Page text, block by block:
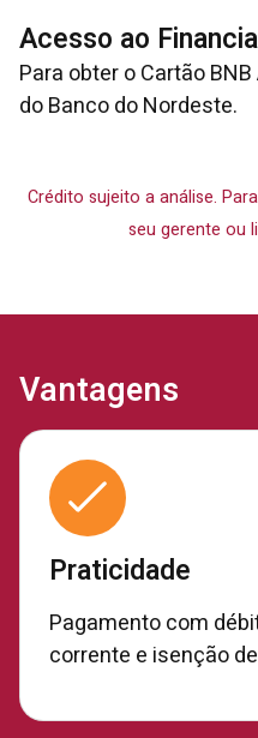
Acesso ao
Para obter o Cartão
do Banco do Nordeste.
Crédito sujeito a análise.
seu gerente ou
Vantagens
Praticidade
Pagamento com
corrente e isenção